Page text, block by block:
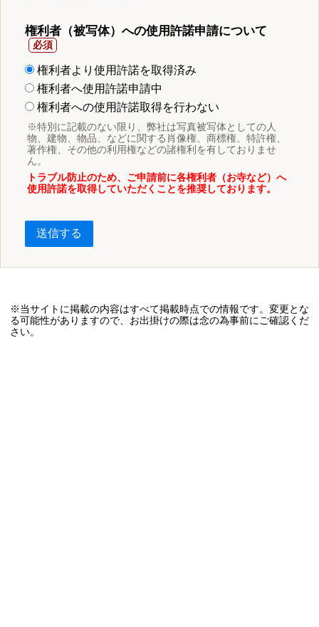
権利者（被写体）への使用許諾申請について
権利者より使用許諾を取得済み
権利者へ使用許諾申請中
権利者への使用許諾取得を行わない
※特別に記載のない限り、弊社は写真被写体としての人
物、建物、物品、などに関する肖像権、商標権、特許権、
著作権、その他の利用権などの諸権利を有しておりませ
ん。
トラブル防止のため、ご申請前に各権利者（お寺など）へ
使用許諾を取得していただくことを推奨しております。
送信する
※当サイトに掲載の内容はすべて掲載時点での情報です。変更とな
る可能性がありますので、お出掛けの際は念の為事前にご確認くだ
さい。